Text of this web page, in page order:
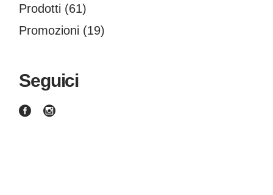
Prodotti (61)
Promozioni (19)
Seguici